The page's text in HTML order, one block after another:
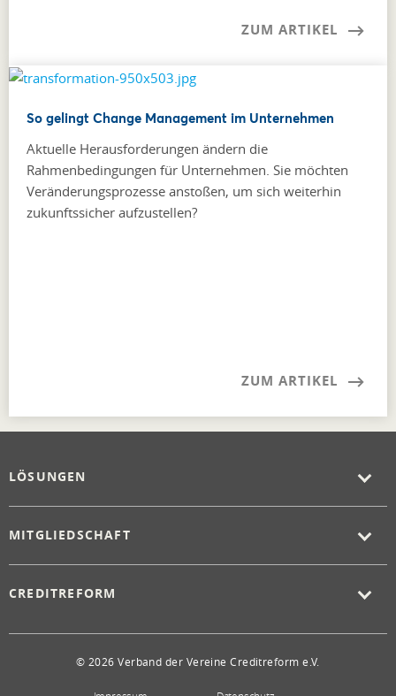
ZUM ARTIKEL
So gelingt Change Management im Unternehmen
Aktuelle Herausforderungen ändern die
Rahmenbedingungen für Unternehmen. Sie möchten
Veränderungsprozesse anstoßen, um sich weiterhin
zukunftssicher aufzustellen?
ZUM ARTIKEL
LÖSUNGEN
MITGLIEDSCHAFT
CREDITREFORM
© 2026 Verband der Vereine Creditreform e.V.